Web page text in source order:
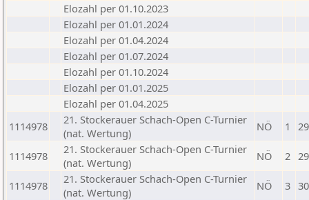
Elozahl per 01.10.2023
Elozahl per 01.01.2024
Elozahl per 01.04.2024
Elozahl per 01.07.2024
Elozahl per 01.10.2024
Elozahl per 01.01.2025
Elozahl per 01.04.2025
1114978
21. Stockerauer Schach-Open C-Turnier
(nat. Wertung)
NÖ 1
1114978
21. Stockerauer Schach-Open C-Turnier
(nat. Wertung)
NÖ 2
1114978
21. Stockerauer Schach-Open C-Turnier
(nat. Wertung)
NÖ 3